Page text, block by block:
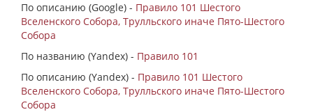
По описанию (Google) - Правило 101 Шестого
Вселенского Собора, Трулльского иначе Пято-Шестого
Собора
По названию (Yandex) - Правило 101
По описанию (Yandex) - Правило 101 Шестого
Вселенского Собора, Трулльского иначе Пято-Шестого
Собора